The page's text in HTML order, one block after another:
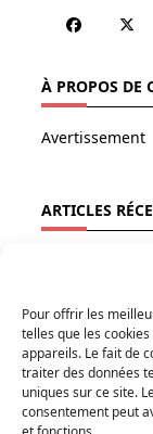
Pour offrir les
telles que les
appareils. Le fait de
traiter des données
uniques sur ce site.
consentement peut
À PROPOS DE
Avertissement
ARTICLES
Vertiges
Temps libre
Refuges